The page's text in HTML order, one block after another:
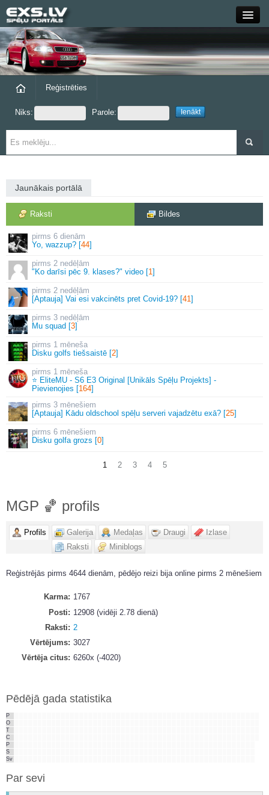
Forums
Grupas
Reģistrēties
Niks: Parole:
Jaunākais portālā
Raksti Bildes
6 dienām
Yo, wazzup? [44]
2 nedēļām
"Ko darīsi pēc 9. klases?" video [1]
2 nedēļām
[Aptauja] Vai esi vakcinēts pret Covid-19? [41]
3 nedēļām
Mu squad [3]
1 mēneša
Disku golfs tiešsaistē [2]
1 mēneša
⭐ EliteMU - S6 E3 Original [Unikāls Spēļu Projekts] -
Pievienojies [164]
3 mēnešiem
[Aptauja] Kādu oldschool spēļu serveri vajadzētu exā? [25]
6 mēnešiem
Disku golfa grozs [0]
1 2 3 4 5
MGΡ 🏀 profils
Profils Galerija Medaļas Draugi
Izlase
Raksti
Miniblogs
Reģistrējās pirms 4644 dienām, pēdējo reizi bija online pirms 2 mēnešiem
Karma
1767
Posti
12908 (vidēji 2.78 dienā)
Raksti
2
Vērtējums
3027
Vērtēja citus
6260x (-4020)
Pēdējā gada statistika
P
O
T
C
P
S
Sv
Par sevi